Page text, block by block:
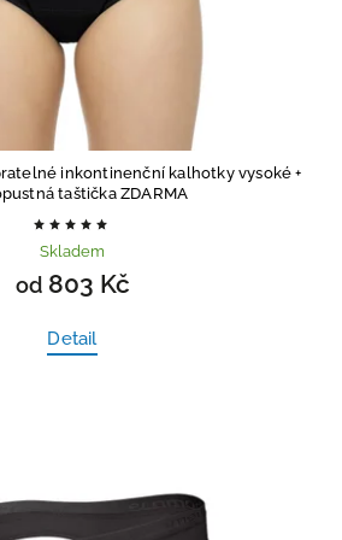
inkontinenční kalhotky vysoké+
taštička ZDARMA
Skladem
od803 Kč
Detail